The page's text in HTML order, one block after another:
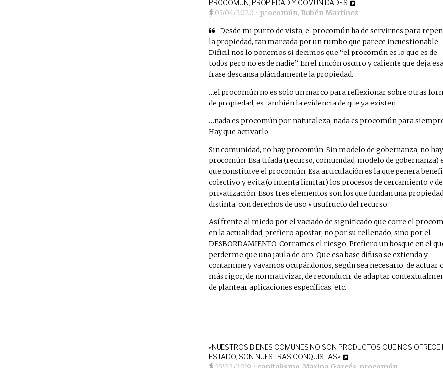
PROCOMÚN, PROPIEDAD Y COMUNIDADES
05/04/2020 • procomún, Rubén Martínez
Desde mi punto de vista, el procomún ha de servirnos para
la propiedad, tan marcada por un rumbo que parece incuestionable.
Difícil nos lo ponemos si decimos que “el procomún es lo que es de
todos pero no es de nadie”. En el rincón oscuro y caliente que deja esa
frase descansa plácidamente la propiedad.
…el procomún no es solo un marco para reflexionar sobre otras
de propiedad, es también la evidencia de que ya existen.
…nada es procomún por naturaleza, nada es procomún para
Hay que activarlo.
Sin comunidad, no hay procomún. Sin modelo de gobernanza, no hay
procomún. Esa tríada (recurso, comunidad, modelo de gobernanza)
que constituye el procomún. Esa articulación es la que genera
colectivo y evita (o intenta limitar) los procesos de cercamiento y de
privatización. Esos tres elementos son los que fundan una propiedad
distinta, con derechos de uso y usufructo del recurso.
Así frente al miedo por el vaciado de significado que corre el
en la actualidad, prefiero apostar, no por su rellenado, sino por el
DESBORDAMIENTO. Corramos el riesgo. Prefiero un bosque en el
perderme que una jaula de oro. Que esa base difusa se extienda y
contamine y vayamos ocupándonos, según sea necesario, de actuar
más rigor, de normativizar, de reconducir, de adaptar
de plantear aplicaciones específicas, etc.
«NUESTROS BIENES COMUNES NO SON PRODUCTOS QUE NOS OFRECE
ESTADO, SON NUESTRAS CONQUISTAS»